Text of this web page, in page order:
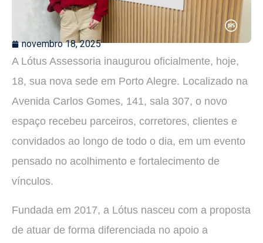
novembro 18, 2025
A Lótus Assessoria inaugurou oficialmente, hoje,
18, sua nova sede em Porto Alegre. Localizado na
Avenida Carlos Gomes, 141, sala 307, o novo
espaço recebeu parceiros, corretores, clientes e
convidados ao longo de todo o dia, em um evento
pensado no acolhimento e fortalecimento de
vínculos.
Fundada em 2017, a Lótus nasceu com a proposta
de atuar de forma diferenciada no apoio a